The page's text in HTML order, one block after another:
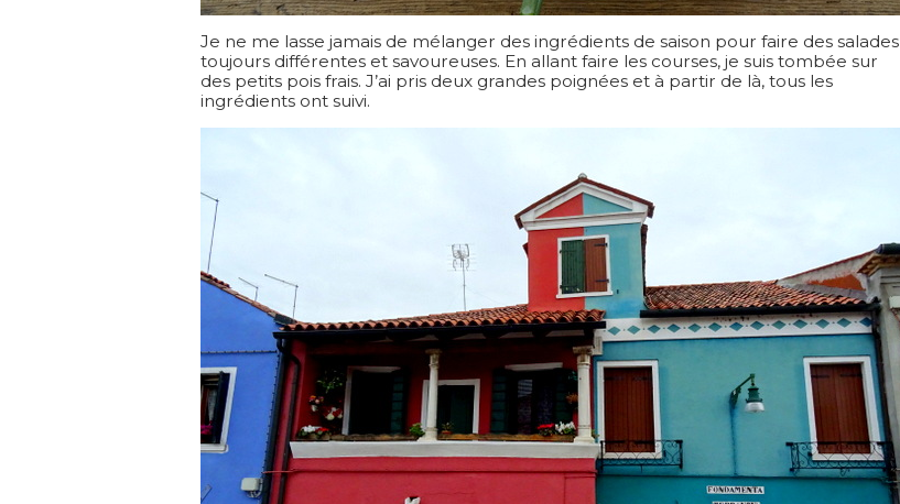
Je ne me lasse jamais de mélanger des ingrédients de saison pour faire des salades
toujours différentes et savoureuses. En allant faire les courses, je suis tombée sur
des petits pois frais. J’ai pris deux grandes poignées et à partir de là, tous les
ingrédients ont suivi.